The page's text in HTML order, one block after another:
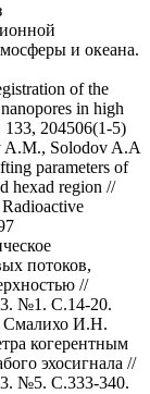
и океана.
of the
in high
133, 204506(1-5)
A.M., Solodov A.A
parameters of
hexad region //
потоков,
//
№1. С.14-20.
И.Н.
когерентным
эхосигнала //
№5. С.333-340.